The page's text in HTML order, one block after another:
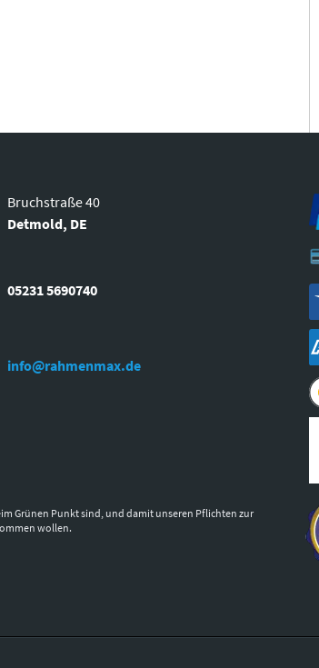
Bruchstraße 40
Detmold, DE
05231 5690740
info@rahmenmax.de
Grünen Punkt sind, und damit unseren Pflichten zur
wollen.